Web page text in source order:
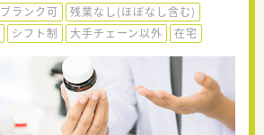
ブランク可
残業なし(ほぼなし含む)
シフト制 大手チェーン以外 在宅